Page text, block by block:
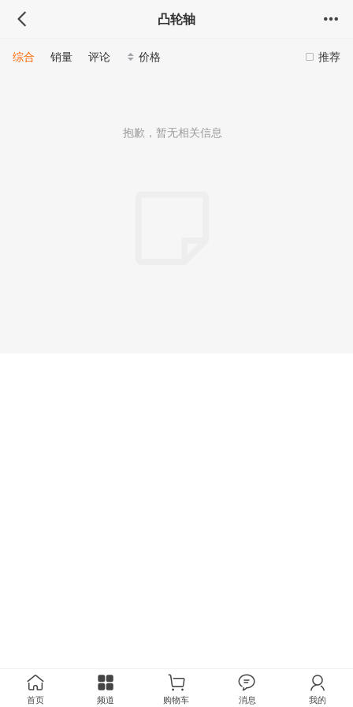
凸轮轴
推荐
综合 销量 评论 价格
抱歉，暂无相关信息
首页 频道 购物车 消息 我的